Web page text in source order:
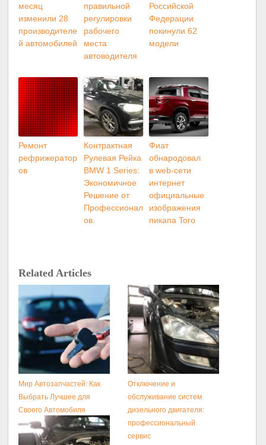
месяц
изменили 28
производителе
й автомобилей
правильной
регулировки
рабочего
места
автоводителя
Российской
Федерации
покинули 62
модели
Ремонт
рефрижератор
ов
Контрактная
Рулевая Рейка
BMW 1 Series:
Экономичное
Решение от
Профессионал
ов.
Фиат
обнародовал
в web-сети
интернет
официальные
изображения
пикапа Toro
Related Articles
Мир Автозапчастей: Как
Выбрать Лучшее для
Своего Автомобиля
Отключение и
обслуживание систем
дизельного двигателя:
профессиональный
сервис